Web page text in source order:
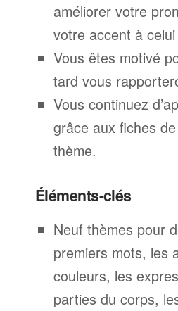
améliorer votre
votre accent à
Vous êtes motivé
tard vous
Vous continuez
grâce aux fiches
thème.
Éléments-clés
Neuf thèmes pour
premiers mots, les
couleurs, les
parties du corps,